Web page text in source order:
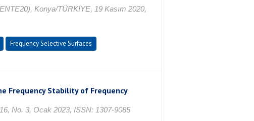
Konya/TÜRKİYE, 19 Kasım 2020,
Frequency Selective Surfaces
Frequency Stability of Frequency
No. 3, Ocak 2023, ISSN: 1307-9085